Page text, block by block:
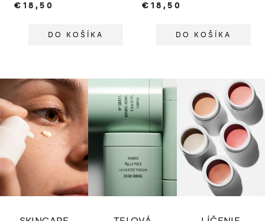
VYPLNENEJŠIE
€18,50
DO KOŠÍKA
S EFEKTOM
€18,50
DO KOŠÍKA